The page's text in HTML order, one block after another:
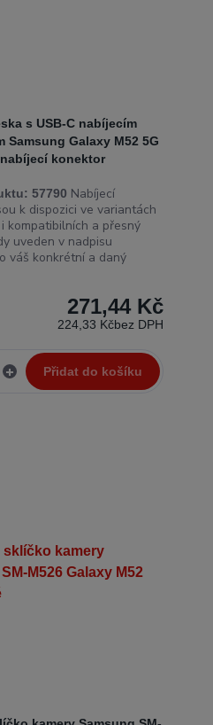
s USB-C nabíjecím
Samsung Galaxy M52 5G
nabíjecí konektor
57790 Nabíjecí
k dispozici ve variantách
kompatibilních a přesný
uveden v nadpisu
váš konkrétní a daný
271,44 Kč
224,33 Kčbez DPH
Přidat do košíku